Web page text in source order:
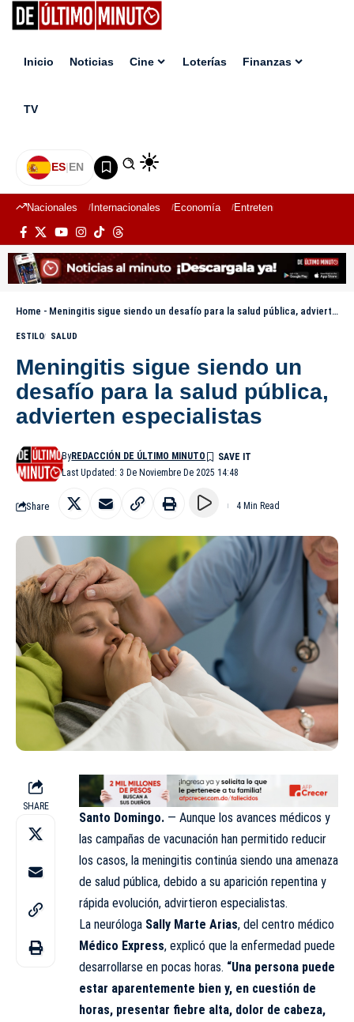
Inicio Noticias Cine Loterías Finanzas
TV
ES|EN
Nacionales Internacionales Economía Entretenimiento
Home - Meningitis sigue siendo un desafío para la salud pública, advierten especialistas
ESTILO SALUD
Meningitis sigue siendo un
desafío para la salud pública,
advierten especialistas
Last Updated: 3 De Noviembre De 2025 14:48
ByREDACCIÓN DE ÚLTIMO MINUTO
Share 4 Min Read
SHARE
Santo Domingo. — Aunque los avances médicos y
las campañas de vacunación han permitido reducir
los casos, la meningitis continúa siendo una amenaza
de salud pública, debido a su aparición repentina y
rápida evolución, advirtieron especialistas.
La neuróloga Sally Marte Arias, del centro médico
Médico Express, explicó que la enfermedad puede
desarrollarse en pocas horas. “Una persona puede
estar aparentemente bien y, en cuestión de
horas, presentar fiebre alta, dolor de cabeza,